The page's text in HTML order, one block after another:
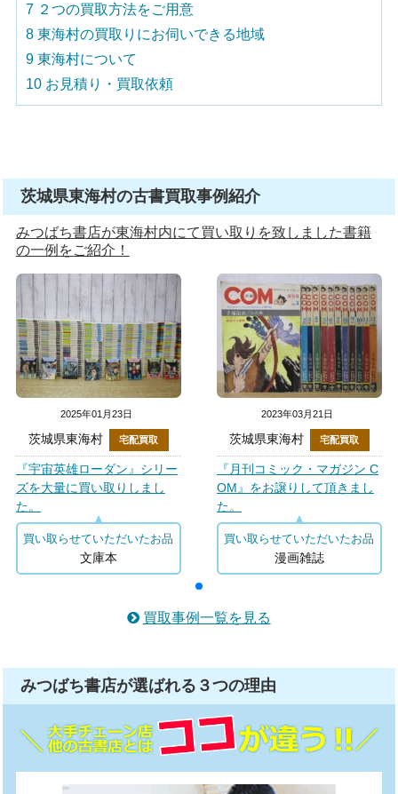
7 ２つの買取方法をご用意
8 東海村の買取りにお伺いできる地域
9 東海村について
10 お見積り・買取依頼
茨城県東海村の古書買取事例紹介
みつばち書店が東海村内にて買い取りを致しました書籍
の一例をご紹介！
2025年01月23日
茨城県東海村 宅配買取
『宇宙英雄ローダン』シリー
ズを大量に買い取りしまし
た。
買い取らせていただいたお品
文庫本
2023年03月21日
茨城県東海村 宅配買取
『月刊コミック・マガジン C
OM』をお譲りして頂きまし
た。
買い取らせていただいたお品
漫画雑誌
買取事例一覧を見る
みつばち書店が選ばれる ３つの理由